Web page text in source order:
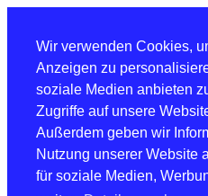
Wir verwenden Cookies,
Anzeigen zu
soziale Medien anbieten
Zugriffe auf unsere
Außerdem geben wir
Nutzung unserer Website
für soziale Medien,